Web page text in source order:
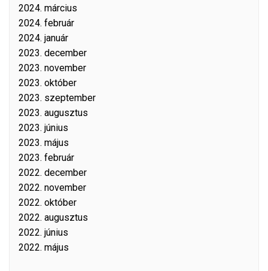
2024. március
2024. február
2024. január
2023. december
2023. november
2023. október
2023. szeptember
2023. augusztus
2023. június
2023. május
2023. február
2022. december
2022. november
2022. október
2022. augusztus
2022. június
2022. május